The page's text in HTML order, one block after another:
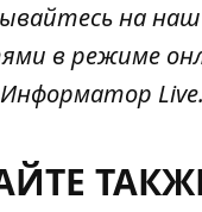
на наш
в режиме
Информатор Live